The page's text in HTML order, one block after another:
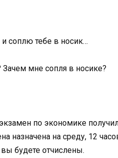
соплю тебе в носик…
мне сопля в носике?
по экономике
назначена на среду, 12
будете отчислены.